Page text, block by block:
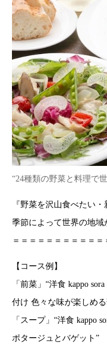
“24種類の野菜と料理で
『野菜を沢山食べたい
季節によって世界の地
＝＝＝＝＝＝＝＝＝＝＝
【コース例】
「前菜」“洋食 kappo
付け 色々な味が楽しめ
「スープ」“洋食 kappo
ポタージュとバゲット”